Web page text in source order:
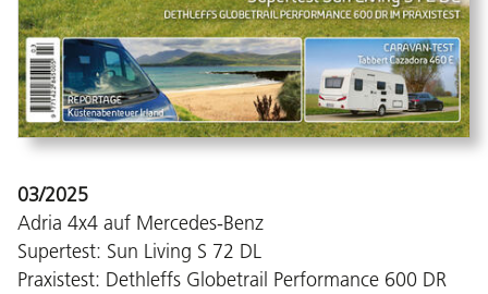
03/2025
Adria 4x4 auf Mercedes-Benz
Supertest: Sun Living S 72 DL
Praxistest: Dethleffs Globetrail Performance 600 DR